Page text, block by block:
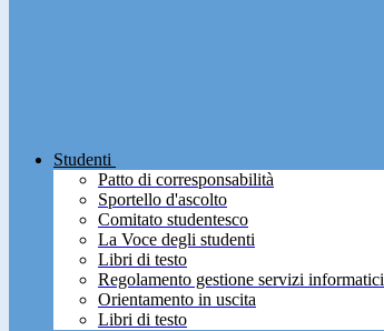
Studenti
Patto di corresponsabilità
Sportello d'ascolto
Comitato studentesco
La Voce degli studenti
Libri di testo
Regolamento gestione servizi informatici
Orientamento in uscita
Libri di testo